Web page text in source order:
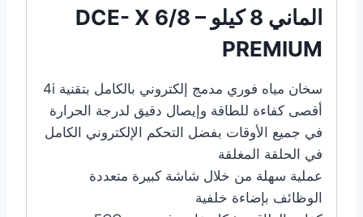
الماني 8 كيلو DCE- X 6/8 –
PREMIUM
سخان مياه فوري مدمج إلكتروني بالكامل بتقنية 4i
أقصى كفاءة للطاقة وإيصال دقيق لدرجة الحرارة
في جميع الأوقات بفضل التحكم الإلكتروني الكامل
في الحلقة المغلقة
عملية سهلة من خلال شاشة كبيرة متعددة
الوظائف بإضاءة خلفية